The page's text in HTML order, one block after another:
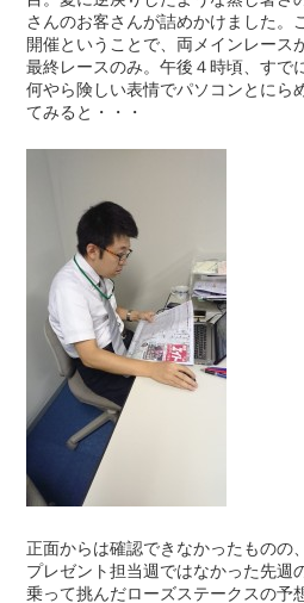
さんのお客さんが詰めかけました。
開催ということで、両メインレース
最終レースのみ。午後４時頃、すで
何やら険しい表情でパソコンとにら
てみると・・・
正面からは確認できなかったものの
プレゼント担当週ではなかった先週
乗って挑んだローズステークスの予